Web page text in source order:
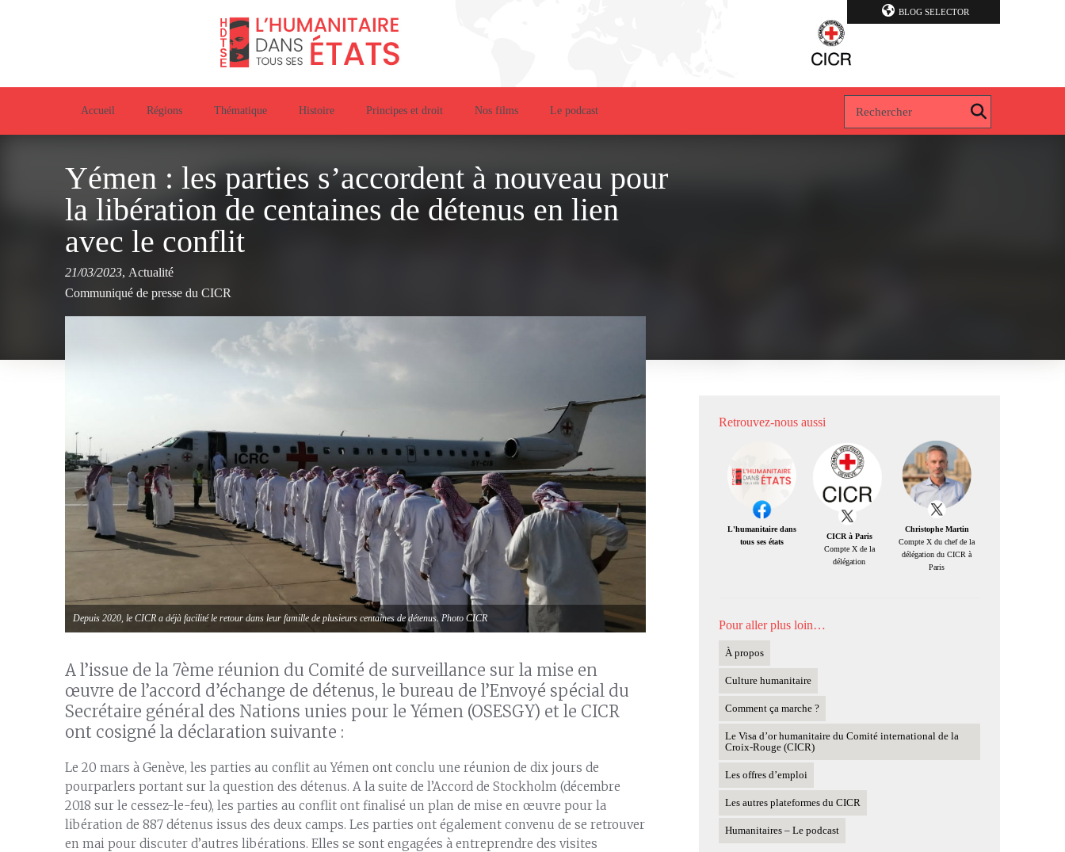
BLOG SELECTOR
Accueil Régions Thématique Histoire Principes et droit Nos films Le podcast
Yémen : les parties s’accordent à nouveau pour
la libération de centaines de détenus en lien
avec le conflit
21/03/2023, Actualité
Communiqué de presse du CICR
Depuis 2020, le CICR a déjà facilité le retour dans leur famille de plusieurs centaines de détenus. Photo CICR
A l’issue de la 7ème réunion du Comité de surveillance sur la mise en
œuvre de l’accord d’échange de détenus, le bureau de l’Envoyé spécial du
Secrétaire général des Nations unies pour le Yémen (OSESGY) et le CICR
ont cosigné la déclaration suivante :
Le 20 mars à Genève, les parties au conflit au Yémen ont conclu une réunion de dix jours de
pourparlers portant sur la question des détenus. A la suite de l’Accord de Stockholm (décembre
2018 sur le cessez-le-feu), les parties au conflit ont finalisé un plan de mise en œuvre pour la
libération de 887 détenus issus des deux camps. Les parties ont également convenu de se retrouver
en mai pour discuter d’autres libérations. Elles se sont engagées à entreprendre des visites
Retrouvez-nous aussi
L'humanitaire dans
tous ses états
CICR à Paris
Compte X de la
délégation
Christophe Martin
Compte X du chef de la
délégation du CICR à
Paris
Pour aller plus loin…
À propos
Culture humanitaire
Comment ça marche ?
Le Visa d’or humanitaire du Comité international de la
Croix-Rouge (CICR)
Les offres d’emploi
Les autres plateformes du CICR
Humanitaires – Le podcast